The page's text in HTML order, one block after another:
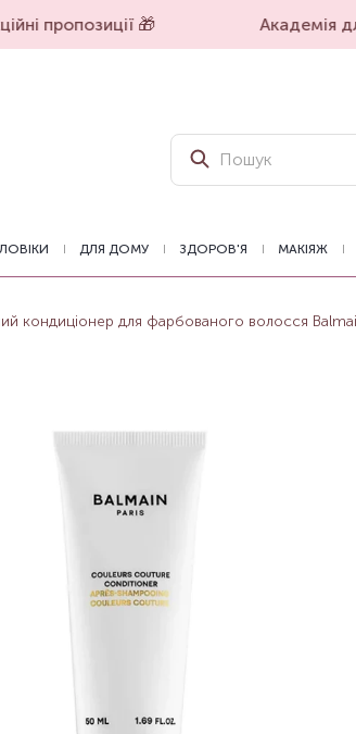
пропозиції 🎁 Академія
ДЛЯ ДОМУ ЗДОРОВ'Я МАКІЯЖ
кондиціонер для фарбованого волосся